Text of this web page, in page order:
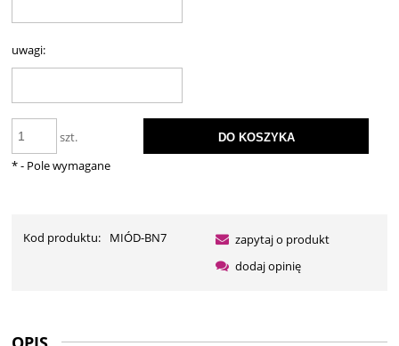
uwagi:
szt. DO KOSZYKA
*- Pole wymagane
Kod produktu: MIÓD-BN7
zapytaj o produkt
dodaj opinię